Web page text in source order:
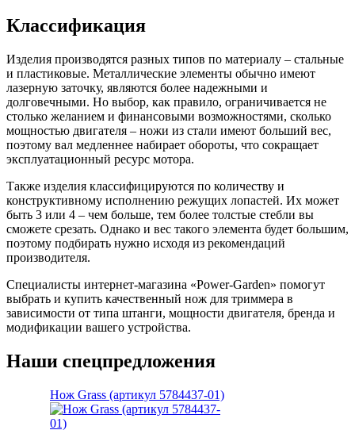
Классификация
Изделия производятся разных типов по материалу – стальные
и пластиковые. Металлические элементы обычно имеют
лазерную заточку, являются более надежными и
долговечными. Но выбор, как правило, ограничивается не
столько желанием и финансовыми возможностями, сколько
мощностью двигателя – ножи из стали имеют больший вес,
поэтому вал медленнее набирает обороты, что сокращает
эксплуатационный ресурс мотора.
Также изделия классифицируются по количеству и
конструктивному исполнению режущих лопастей. Их может
быть 3 или 4 – чем больше, тем более толстые стебли вы
сможете срезать. Однако и вес такого элемента будет большим,
поэтому подбирать нужно исходя из рекомендаций
производителя.
Специалисты интернет-магазина «Power-Garden» помогут
выбрать и купить качественный нож для триммера в
зависимости от типа штанги, мощности двигателя, бренда и
модификации вашего устройства.
Наши спецпредложения
Нож Grass (артикул 5784437-01)